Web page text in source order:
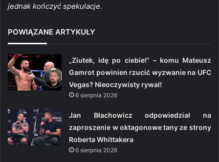
jednak kończyć spekulacje.
POWIĄZANE ARTYKUŁY
„Ziutek, idę po ciebie!” – komu Mateusz
Gamrot powinien rzucić wyzwanie na UFC
Vegas? Nieoczywisty rywal!
6 sierpnia 2026
Jan Błachowicz odpowiedział na
zaproszenie w oktagonowe tany ze strony
Roberta Whittakera
6 sierpnia 2026